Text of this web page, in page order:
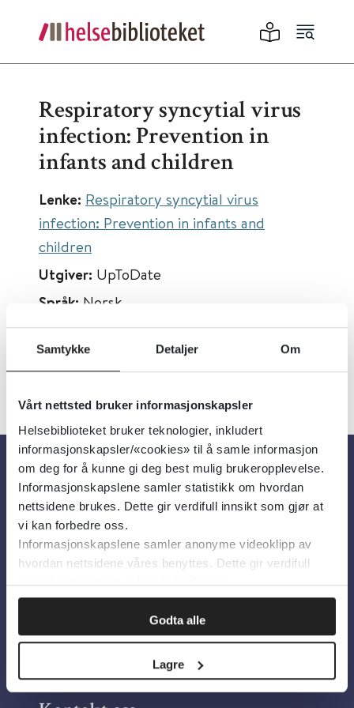
Samtykke Detaljer Om
Vårt nettsted bruker informasjonskapsler
Helsebiblioteket bruker teknologier, inkludert
informasjonskapsler/«cookies» til å samle informasjon
om deg for å kunne gi deg best mulig brukeropplevelse.
Informasjonskapslene samler statistikk om hvordan
nettsidene brukes. Dette gir verdifull innsikt som gjør at
vi kan forbedre oss.
Informasjonskapslene samler anonyme videoklipp av
hvordan nettsidene våres benyttes. Dette gir verdifull
innsikt som gjør at vi kan forbedre oss.
Godta alle
Lagre
Respiratory syncytial virus
infection: Prevention in
infants and children
Lenke: Respiratory syncytial virus
infection: Prevention in infants and
children
Utgiver: UpToDate
Språk: Norsk
Om oss
Om Helsebiblioteket
Personvern og informasjonskapsler
Tilgjengelighetserklæring
Information in English
Bilder fra Colourbox.com